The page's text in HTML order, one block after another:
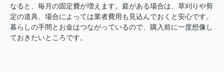
なると、毎月の固定費が増えます。庭がある場合は、草刈りや剪
定の道具、場合によっては業者費用も見込んでおくと安心です。
暮らしの手間とお金はつながっているので、購入前に一度想像し
ておきたいところです。